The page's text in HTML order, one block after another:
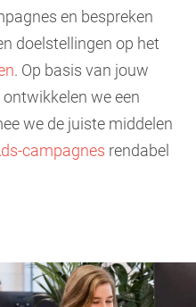
en bespreken
doelstellingen op het
. Op basis van jouw
we een
we de juiste middelen
campagnes rendabel